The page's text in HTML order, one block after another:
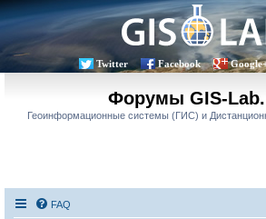
Twitter Facebook
Форумы GIS-
Геоинформационные системы (ГИС) и
FAQ